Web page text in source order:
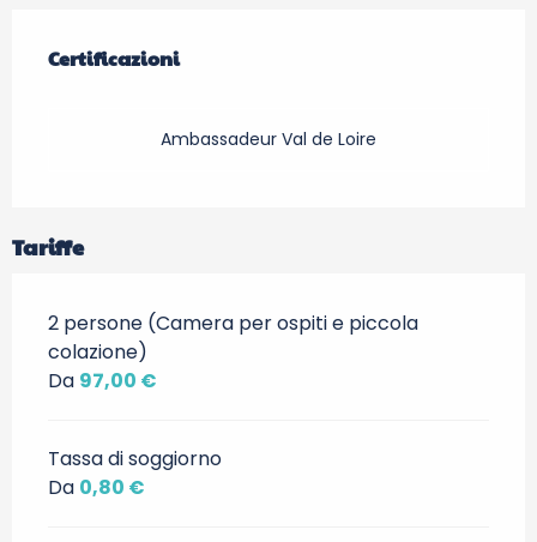
Certificazioni
Certificazioni
Ambassadeur Val de Loire
Tariffe
2 persone (Camera per ospiti e piccola
colazione)
Da 97,00 €
Tassa di soggiorno
Da 0,80 €